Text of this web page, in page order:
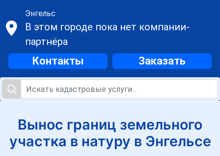
Энгельс
В этом городе пока нет компании-
партнёра
Контакты Заказать
Вынос границ земельного
участка в натуру в Энгельсе